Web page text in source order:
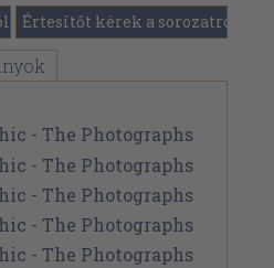
Értesítőt kérek a sorozatról